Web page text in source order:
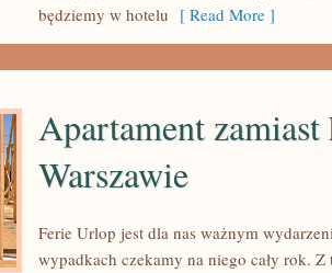
będziemy w hotelu [ Read More ]
Apartament
Warszawie
Ferie Urlop jest dla nas ważnym
wypadkach czekamy na niego cały rok.